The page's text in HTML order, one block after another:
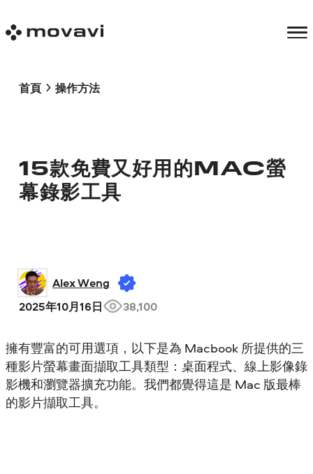
首頁 操作方法
15款免費又好用的MAC螢
幕錄影工具
Alex Weng
2025年10月16日
38,100
擁有豐富的可用選項，以下是為 Macbook 所提供的三
種影片螢幕畫面擷取工具類型：桌面程式、線上影像錄
影機和瀏覽器擴充功能。我們都覺得這是 Mac 版最棒
的影片擷取工具。